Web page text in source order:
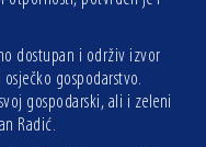
dostupan i održiv izvor
gospodarstvo.
gospodarski, ali i zeleni
Radić.